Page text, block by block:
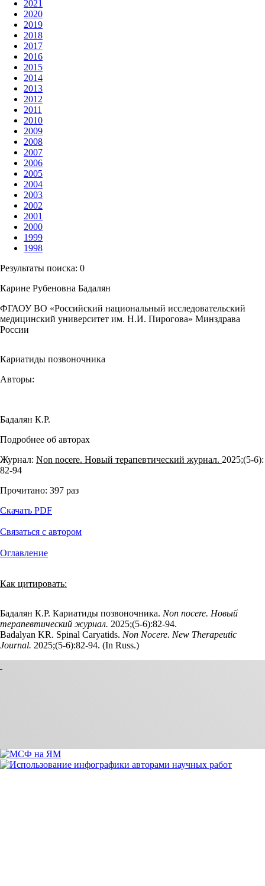
2021
2020
2019
2018
2017
2016
2015
2014
2013
2012
2011
2010
2009
2008
2007
2006
2005
2004
2003
2002
2001
2000
1999
1998
Результаты поиска: 0
Карине Рубеновна Бадалян
ФГАОУ ВО «Российский национальный исследовательский
медицинский университет им. Н.И. Пирогова» Минздрава
России
Кариатиды позвоночника
Авторы:
Бадалян К.Р.
Подробнее об авторах
Журнал: Non nocere. Новый терапевтический журнал. 2025;(5‑6):
82‑94
Прочитано: 397 раз
Скачать PDF
Связаться с автором
Оглавление
Как цитировать:
Бадалян К.Р. Кариатиды позвоночника. Non nocere. Новый
терапевтический журнал. 2025;(5‑6):82‑94.
Badalyan KR. Spinal Caryatids. Non Nocere. New Therapeutic
Journal. 2025;(5‑6):82‑94. (In Russ.)